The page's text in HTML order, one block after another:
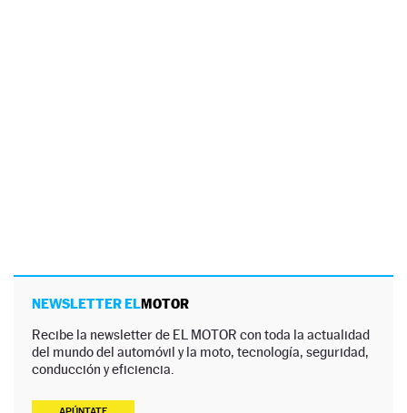
NEWSLETTER ELMOTOR
Recibe la newsletter de EL MOTOR con toda la actualidad
del mundo del automóvil y la moto, tecnología, seguridad,
conducción y eficiencia.